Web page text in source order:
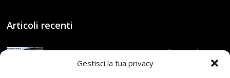
Gestisci la tua privacy
Articoli recenti
Assicurazione auto e sostituzione lunotto: le cose
da sapere